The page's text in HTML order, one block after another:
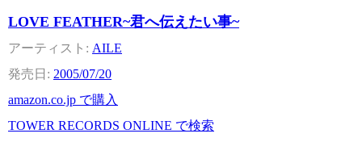
LOVE FEATHER~君へ伝えたい事~
AILE
2005/07/20
amazon.co.jp で購入
TOWER RECORDS ONLINE で検索